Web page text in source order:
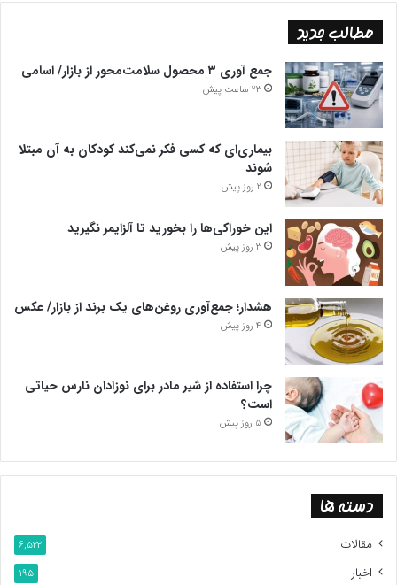
مطالب جدید
جمع آوری ۳ محصول سلامت‌محور از بازار/ اسامی
23 ساعت پیش
بیماری‌ای که کسی فکر نمی‌کند کودکان به آن مبتلا
شوند
2 روز پیش
این خوراکی‌ها را بخورید تا آلزایمر نگیرید
3 روز پیش
هشدار؛ جمع‌آوری روغن‌های یک برند از بازار/ عکس
4 روز پیش
چرا استفاده از شیر مادر برای نوزادان نارس حیاتی
است؟
5 روز پیش
دسته ها
مقالات 6,522
اخبار 195